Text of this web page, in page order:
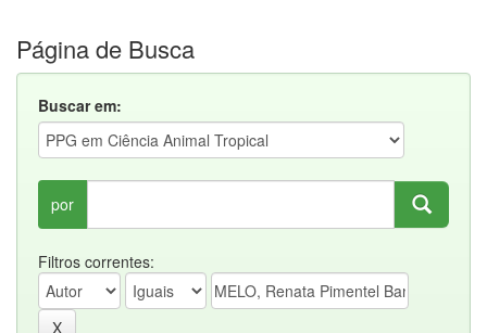
Página de Busca
Buscar em:
por
Filtros correntes: